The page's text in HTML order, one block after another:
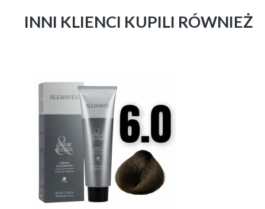
INNI KLIENCI KUPILI RÓWNIEŻ